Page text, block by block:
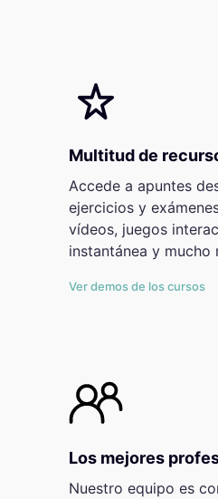
Multitud de
Accede a apuntes
ejercicios y
vídeos, juegos
instantánea y mucho
Ver demos de los cursos
Los mejores
Nuestro equipo es